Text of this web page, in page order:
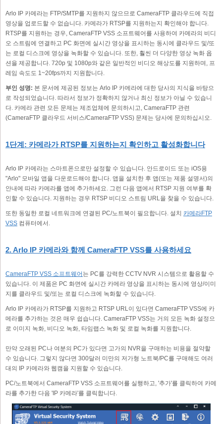
Arlo IP 카메라는 FTP/SMTP를 지원하지 않으므로 CameraFTP 클라우드에 직접
영상을 업로드할 수 없습니다. 카메라가 RTSP를 지원하는지 확인해야 합니다.
RTSP를 지원하는 경우, CameraFTP VSS 소프트웨어를 사용하여 카메라의 비디
오 스트림에 연결하고 PC 화면에 실시간 영상을 표시하는 동시에 클라우드 및/또
는 로컬 디스크에 영상을 녹화할 수 있습니다. 또한, 훨씬 더 다양한 영상 녹화 옵
션을 제공합니다. 720p 및 1080p와 같은 일반적인 비디오 해상도를 지원하며, 프
레임 속도도 1~20fps까지 지원합니다.
부인 성명: 본 문서에 제공된 정보는 Arlo IP 카메라에 대한 당사의 지식을 바탕으
로 작성되었습니다. 따라서 정보가 정확하지 않거나 최신 정보가 아닐 수 있습니
다. 카메라 관련 모든 문제는 제조업체에 문의하시고, CameraFTP 관련
(CameraFTP 클라우드 서비스/CameraFTP VSS) 문제는 당사에 문의하십시오.
1단계: 카메라가 RTSP를 지원하는지 확인하고 활성화합니다
Arlo IP 카메라는 스마트폰으로만 설정할 수 있습니다. 안드로이드 또는 iOS용
"Arlo" 모바일 앱을 다운로드해야 합니다. 앱을 설치한 후 앱(또는 제품 설명서)의
안내에 따라 카메라를 앱에 추가하세요. 그런 다음 앱에서 RTSP 지원 여부를 확
인할 수 있습니다. 지원하는 경우 RTSP 비디오 스트림 URL을 찾을 수 있습니다.
또한 동일한 로컬 네트워크에 연결된 PC/노트북이 필요합니다. 설치 카메라FTP
VSS 컴퓨터에서.
2. Arlo IP 카메라와 함께 CameraFTP VSS를 사용하세요
CameraFTP VSS 소프트웨어 는 PC를 강력한 CCTV NVR 시스템으로 활용할 수
있습니다. 이 제품은 PC 화면에 실시간 카메라 영상을 표시하는 동시에 영상/이미
지를 클라우드 및/또는 로컬 디스크에 녹화할 수 있습니다.
Arlo IP 카메라가 RTSP를 지원하고 RTSP URL이 있다면 CameraFTP VSS에 카
메라를 추가하는 것은 매우 쉽습니다. CameraFTP VSS는 거의 모든 녹화 설정으
로 이미지 녹화, 비디오 녹화, 타임랩스 녹화 및 로컬 녹화를 지원합니다.
만약 오래된 PC나 여분의 PC가 있다면 고가의 NVR을 구매하는 비용을 절약할
수 있습니다. 그렇지 않다면 300달러 미만의 저가형 노트북/PC를 구매해도 여러
대의 IP 카메라와 웹캠을 지원할 수 있습니다.
PC/노트북에서 CameraFTP VSS 소프트웨어를 실행하고, '추가'를 클릭하여 카메
라를 추가한 다음 'IP 카메라'를 클릭합니다.